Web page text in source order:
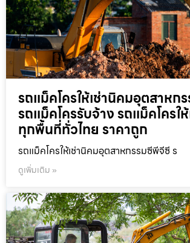
รถแม็คโครให้เช่านิคมอุตสาหก
รถแม็คโครรับจ้าง รถแม็คโครใ
ทุกพื้นที่ทั่วไทย ราคาถูก
รถแม็คโครให้เช่านิคมอุตสาหกรรมซีพีจีซี ร
ดูเพิ่มเติม »